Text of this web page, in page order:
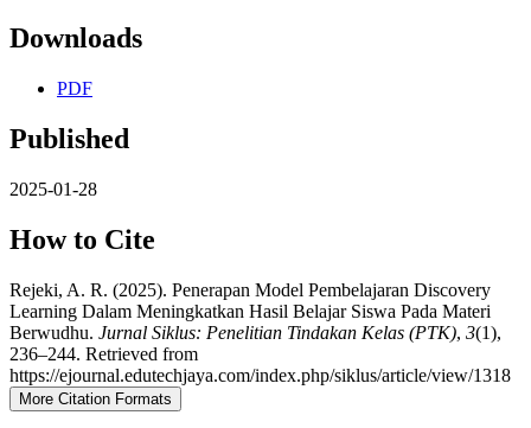
Downloads
PDF
Published
2025-01-28
How to Cite
Rejeki, A. R. (2025). Penerapan Model Pembelajaran Discovery
Learning Dalam Meningkatkan Hasil Belajar Siswa Pada Materi
Berwudhu. Jurnal Siklus: Penelitian Tindakan Kelas (PTK), 3(1),
236–244. Retrieved from
https://ejournal.edutechjaya.com/index.php/siklus/article/view/1318
More Citation Formats